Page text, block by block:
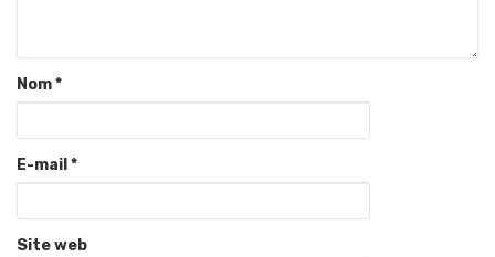
Nom*
E-mail *
Site web